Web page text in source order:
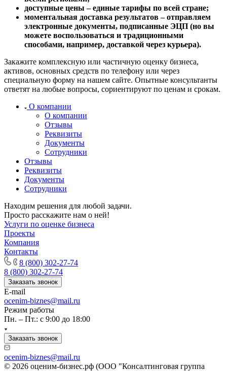
доступные цены – единые тарифы по всей стране;
моментальная доставка результатов – отправляем
электронные документы, подписанные ЭЦП (но вы
можете воспользоваться и традиционными
способами, например, доставкой через курьера).
Закажите комплексную или частичную оценку бизнеса,
активов, основных средств по телефону или через
специальную форму на нашем сайте. Опытные консультанты
ответят на любые вопросы, сориентируют по ценам и срокам.
О компании
О компании
Отзывы
Реквизиты
Документы
Сотрудники
Отзывы
Реквизиты
Документы
Сотрудники
Находим решения для любой задачи.
Просто расскажите нам о ней!
Услуги по оценке бизнеса
Проекты
Компания
Контакты
8 (800) 302-27-74
8 (800) 302-27-74
Заказать звонок
E-mail
ocenim-biznes@mail.ru
Режим работы
Пн. – Пт.: с 9:00 до 18:00
Заказать звонок
ocenim-biznes@mail.ru
© 2026 оценим-бизнес.рф (ООО "Консалтинговая группа
Златоуст
Иваново
Ивантеевка
Изобильный
Ипатово
Ирбит
Иркутск
Истра
Йошкар-Ола
Калининград
Калуга
Камбарка
Каменка
Каменск-Уральский
Каменск-Шахтинский
Камень-на-Оби
Камышин
Камышлов
Канаш
Кандалакша
Канск
Карачев
Карпинск
Касли
Каспийск
Кашира
Кемерово